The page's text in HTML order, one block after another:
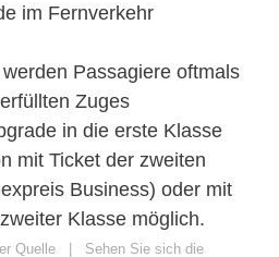
im Fernverkehr
Passagiere oftmals
Zuges
in die erste Klasse
mit Ticket der zweiten
Business) oder mit
Klasse möglich.
Quelle | Sehen Sie sich die